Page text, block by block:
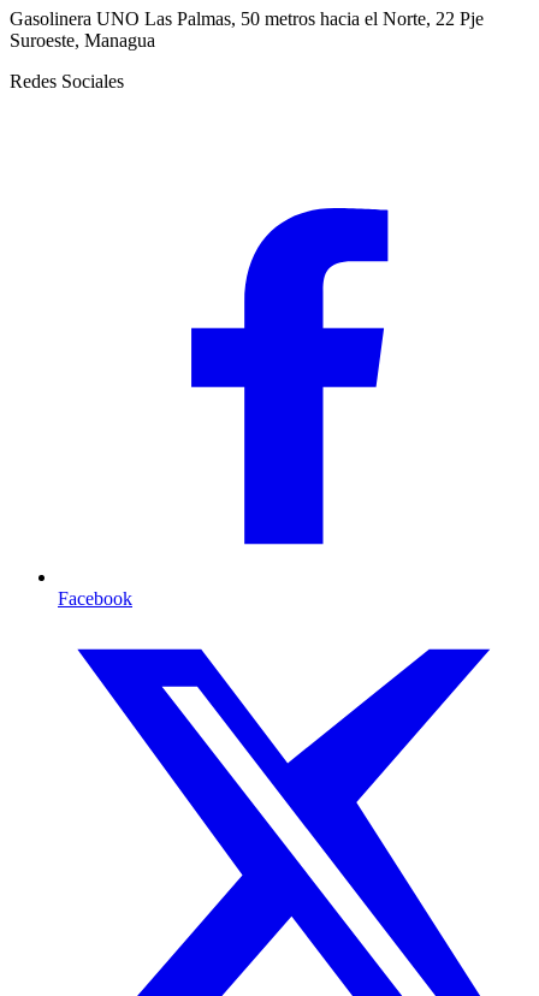
Gasolinera UNO Las Palmas, 50 metros hacia el Norte, 22 Pje
Suroeste, Managua
Redes Sociales
Facebook